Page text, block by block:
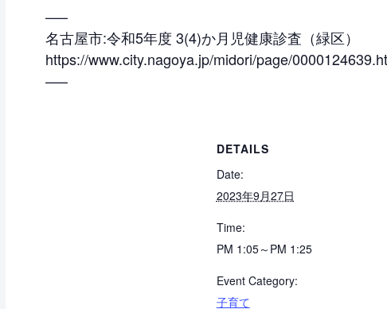
—–
名古屋市:令和5年度 3(4)か月児健康診査（緑区）
https://www.city.nagoya.jp/midori/page/
—–
DETAILS
Date:
2023年9月27日
Time:
PM 1:05～PM 1:25
Event Category:
子育て